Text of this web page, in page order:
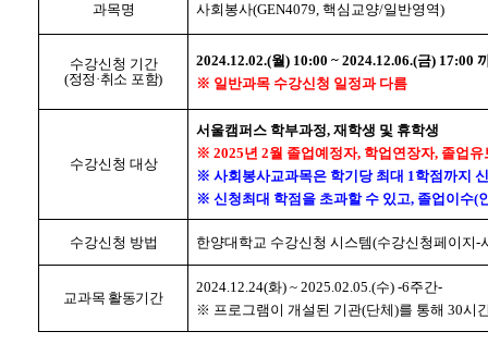
과목명 사회봉사(GEN4079, 핵심교양/일반영역)
수강신청 기간
(정정·취소 포함)
2024.12.02.(월) 10:00 ~ 2024.12.06.(금) 17:00
※ 일반과목 수강신청 일정과 다름
수강신청 대상
서울캠퍼스 학부과정, 재학생 및 휴학생
※ 2025년 2월 졸업예정자, 학업연장자, 졸업유
※ 사회봉사교과목은 학기당 최대 1학점까지
※ 신청최대 학점을 초과할 수 있고, 졸업이수(
수강신청 방법 한양대학교 수강신청 시스템(수강신청페이지-
교과목 활동기간
2024.12.24(화) ~ 2025.02.05.(수) -6주간-
※ 프로그램이 개설된 기관(단체)를 통해 30시